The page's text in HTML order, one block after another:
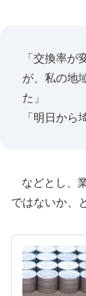
「交換率
が、私の地
た」
「明日から
などとし、
ではないか、